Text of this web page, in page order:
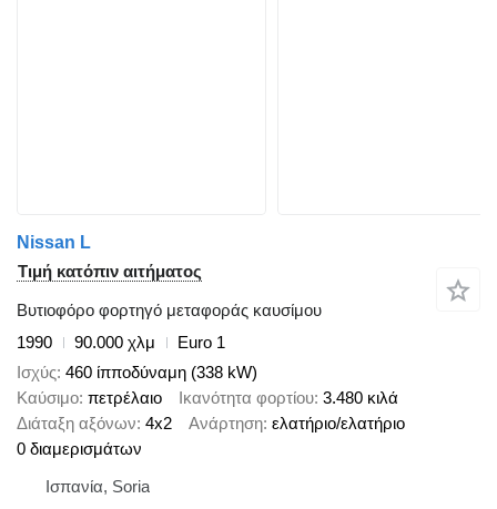
Nissan L
Τιμή κατόπιν αιτήματος
Βυτιοφόρο φορτηγό μεταφοράς καυσίμου
1990
90.000 χλμ
Euro 1
Ισχύς 460 ίπποδύναμη (338 kW)
Καύσιμο πετρέλαιο Ικανότητα φορτίου 3.480 κιλά
Διάταξη αξόνων 4x2 Ανάρτηση ελατήριο/ελατήριο
0 διαμερισμάτων
Ισπανία, Soria